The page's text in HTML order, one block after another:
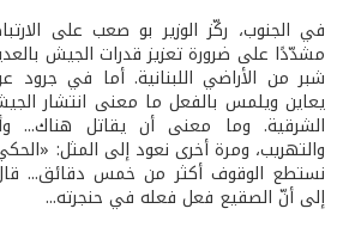
في الجنوب، ركّز الوزير بو صعب على
مشدّدًا على ضرورة تعزيز قدرات الجيش
شبر من الأراضي اللبنانية. أما في
يعاين ويلمس بالفعل ما معنى انتشار
الشرقية. وما معنى أن يقاتل هناك...
والتهريب، ومرة أخرى نعود إلى المثل:
نستطع الوقوف أكثر من خمس دقائق...
إلى أنّ الصقيع فعل فعله في حنجرته...